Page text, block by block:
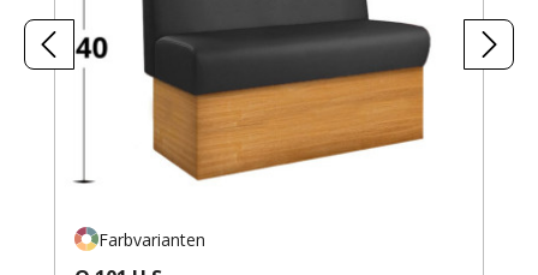
Farbvarianten